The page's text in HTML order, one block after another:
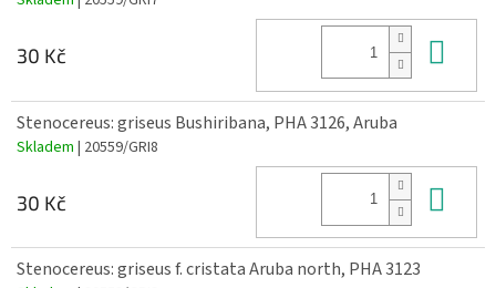
30 Kč
Stenocereus: griseus Bushiribana, PHA 3126, Aruba
Skladem | 20559/GRI8
30 Kč
Stenocereus: griseus f. cristata Aruba north, PHA 3123